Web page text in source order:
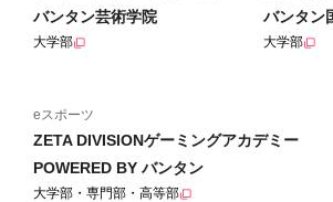
バンタン芸術学院
大学部
バンタン
大学部
eスポーツ
ZETA DIVISIONゲーミングアカデミー
POWERED BY バンタン
大学部・専門部・高等部